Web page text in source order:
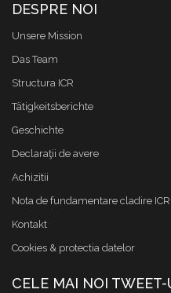
DESPRE NOI
Unsere Mission
Das Team
Structura ICR
Tätigkeitsberichte
Geschichte
Declaraţii de avere
Achizitii
Nota de fundamentare cladire ICR
Kontakt
Cookies & protectia datelor
CELE MAI NOI TWEET-